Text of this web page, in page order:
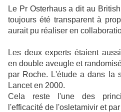
Le Pr Osterhaus a dit au
toujours été transparent à
aurait pu réaliser en
Les deux experts étaient
en double aveugle et
par Roche. L'étude a dans la
Lancet en 2000.
Cela reste l'une des
l'efficacité de l'osletamivir et